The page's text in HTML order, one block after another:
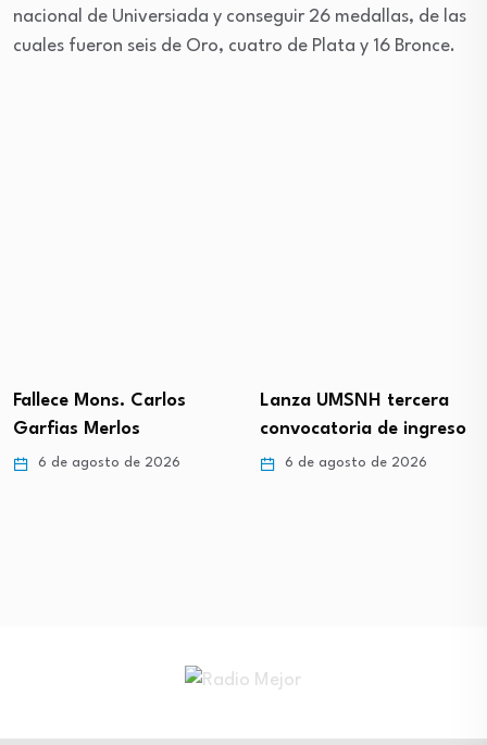
nacional de Universiada y conseguir 26 medallas, de las
cuales fueron seis de Oro, cuatro de Plata y 16 Bronce.
Fallece Mons. Carlos
Garfias Merlos
6 de agosto de 2026
Lanza UMSNH tercera
convocatoria de ingreso
6 de agosto de 2026